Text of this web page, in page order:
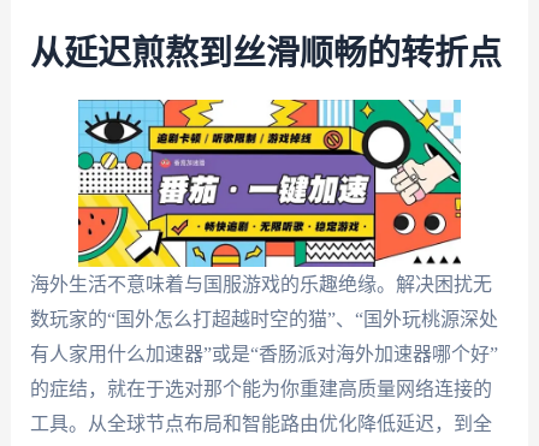
从延迟煎熬到丝滑顺畅的转折点
海外生活不意味着与国服游戏的乐趣绝缘。解决困扰无
数玩家的“国外怎么打超越时空的猫”、“国外玩桃源深处
有人家用什么加速器”或是“香肠派对海外加速器哪个好”
的症结，就在于选对那个能为你重建高质量网络连接的
工具。从全球节点布局和智能路由优化降低延迟，到全